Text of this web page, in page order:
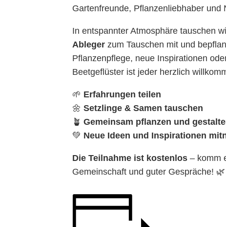
Gartenfreunde, Pflanzenliebhaber
In entspannter Atmosphäre tauschen
Ableger zum Tauschen mit und
Pflanzenpflege, neue Inspirationen
Beetgeflüster ist jeder herzlich
🌱 Erfahrungen teilen
🌼 Setzlinge & Samen tauschen
🪴 Gemeinsam pflanzen und
💚 Neue Ideen und Inspirationen
Die Teilnahme ist kostenlos – komm
Gemeinschaft und guter Gespräche! 🌿